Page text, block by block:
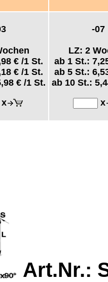
€ /1 St.
€ /1 St.
€ /1 St.
x
-07
LZ: 2
ab 1 St.:
ab 5 St.:
ab 10 St.:
x
Art.Nr.: